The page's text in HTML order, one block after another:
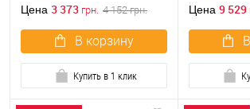
Цена 3 373 грн. 4 152грн.
В корзину
Купить в 1 клик
Цена 9 529